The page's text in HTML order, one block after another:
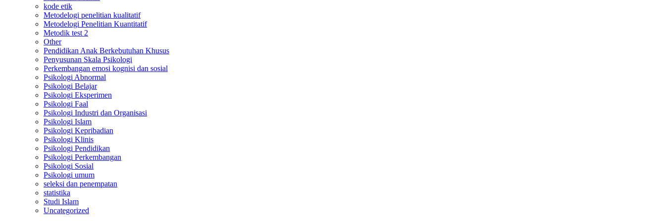
kode etik
Metodelogi penelitian kualitatif
Metodelogi Penelitian Kuantitatif
Metodik test 2
Other
Pendidikan Anak Berkebutuhan Khusus
Penyusunan Skala Psikologi
Perkembangan emosi kognisi dan sosial
Psikologi Abnormal
Psikologi Belajar
Psikologi Eksperimen
Psikologi Faal
Psikologi Industri dan Organisasi
Psikologi Islam
Psikologi Kepribadian
Psikologi Klinis
Psikologi Pendidikan
Psikologi Perkembangan
Psikologi Sosial
Psikologi umum
seleksi dan penempatan
statistika
Studi Islam
Uncategorized